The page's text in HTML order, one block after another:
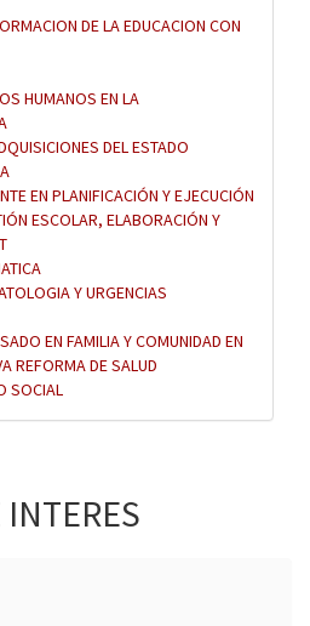
DE LA EDUCACION CON
HUMANOS EN LA
DEL ESTADO
EN PLANIFICACIÓN Y EJECUCIÓN
ESCOLAR, ELABORACIÓN Y
Y URGENCIAS
EN FAMILIA Y COMUNIDAD EN
REFORMA DE SALUD
SOCIAL